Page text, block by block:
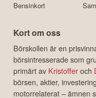
Bensinkort
Kort om oss
Börskollen är en
börsintresserade som
primärt av Kristofferoch
börsen, aktier,
motorrelaterat – ämnen